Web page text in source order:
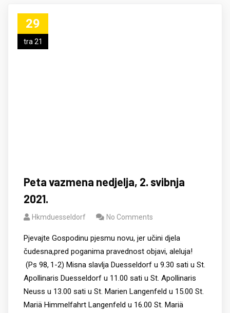
29
tra 21
Peta vazmena nedjelja, 2. svibnja
2021.
Hkmduesseldorf No Comments
Pjevajte Gospodinu pjesmu novu, jer učini djela
čudesna,pred poganima pravednost objavi, aleluja!
(Ps 98, 1-2) Misna slavlja Duesseldorf u 9.30 sati u St.
Apollinaris Duesseldorf u 11.00 sati u St. Apollinaris
Neuss u 13.00 sati u St. Marien Langenfeld u 15.00 St.
Mariä Himmelfahrt Langenfeld u 16.00 St. Mariä